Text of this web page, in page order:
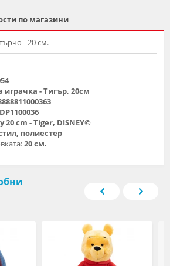
по магазини
- 20 см.
- Тигър, 20см
20 cm - Tiger, DISNEY©
полиестер
20 см.